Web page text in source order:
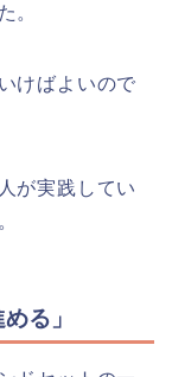
。
けばよいので
が実践してい
る」